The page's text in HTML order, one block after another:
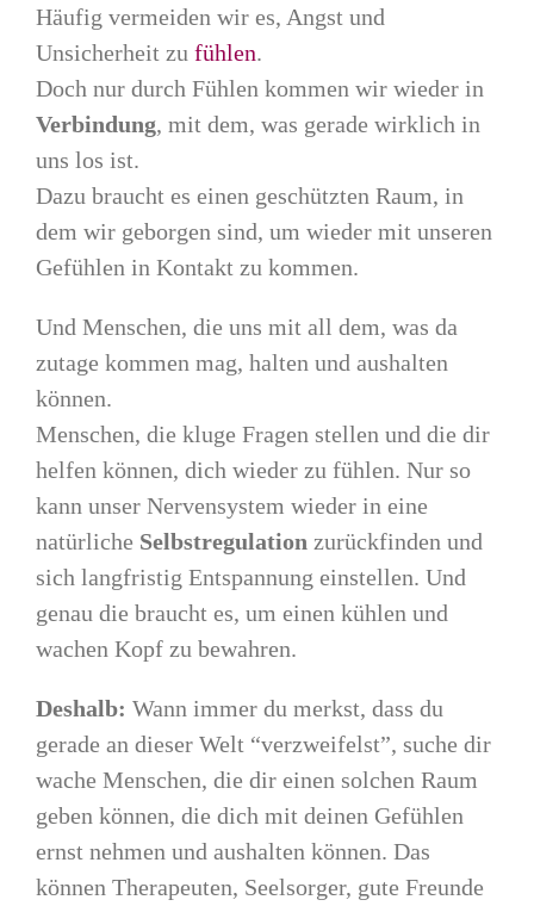
Häufig vermeiden wir es, Angst und
Unsicherheit zu fühlen.
Doch nur durch Fühlen kommen wir wieder in
Verbindung, mit dem, was gerade wirklich in
uns los ist.
Dazu braucht es einen geschützten Raum, in
dem wir geborgen sind, um wieder mit unseren
Gefühlen in Kontakt zu kommen.
Und Menschen, die uns mit all dem, was da
zutage kommen mag, halten und aushalten
können.
Menschen, die kluge Fragen stellen und die dir
helfen können, dich wieder zu fühlen. Nur so
kann unser Nervensystem wieder in eine
natürliche Selbstregulation zurückfinden und
sich langfristig Entspannung einstellen. Und
genau die braucht es, um einen kühlen und
wachen Kopf zu bewahren.
Deshalb: Wann immer du merkst, dass du
gerade an dieser Welt “verzweifelst”, suche dir
wache Menschen, die dir einen solchen Raum
geben können, die dich mit deinen Gefühlen
ernst nehmen und aushalten können. Das
können Therapeuten, Seelsorger, gute Freunde